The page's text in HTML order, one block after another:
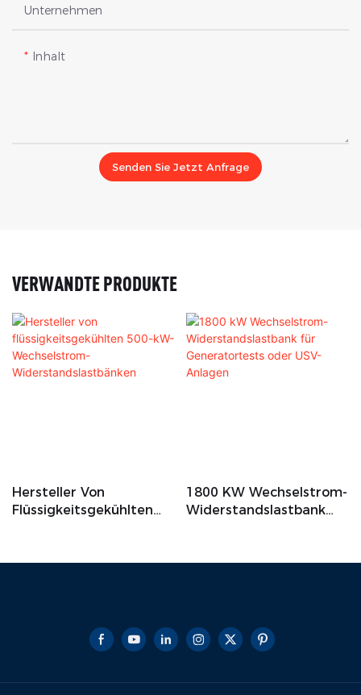
Unternehmen
Inhalt
Senden Sie Jetzt Anfrage
VERWANDTE PRODUKTE
Hersteller Von
Flüssigkeitsgekühlten
1800 KW Wechselstrom-
Widerstandslastbank